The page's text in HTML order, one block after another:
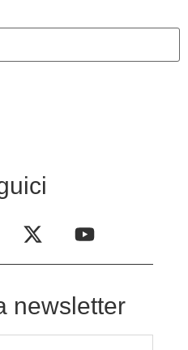
newsletter